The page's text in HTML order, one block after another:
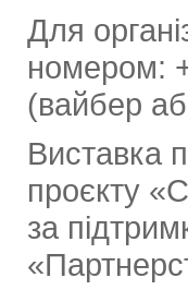
Для
номером:
(вайбер
Виставка
проєкту
за